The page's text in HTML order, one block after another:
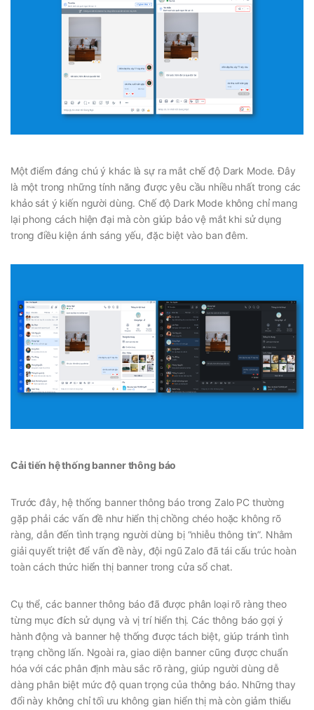
Một điểm đáng chú ý khác là sự ra mắt chế độ Dark Mode. Đây
là một trong những tính năng được yêu cầu nhiều nhất trong các
khảo sát ý kiến người dùng. Chế độ Dark Mode không chỉ mang
lại phong cách hiện đại mà còn giúp bảo vệ mắt khi sử dụng
trong điều kiện ánh sáng yếu, đặc biệt vào ban đêm.
Cải tiến hệ thống banner thông báo
Trước đây, hệ thống banner thông báo trong Zalo PC thường
gặp phải các vấn đề như hiển thị chồng chéo hoặc không rõ
ràng, dẫn đến tình trạng người dùng bị “nhiễu thông tin”. Nhằm
giải quyết triệt để vấn đề này, đội ngũ Zalo đã tái cấu trúc hoàn
toàn cách thức hiển thị banner trong cửa sổ chat.
Cụ thể, các banner thông báo đã được phân loại rõ ràng theo
từng mục đích sử dụng và vị trí hiển thị. Các thông báo gợi ý
hành động và banner hệ thống được tách biệt, giúp tránh tình
trạng chồng lấn. Ngoài ra, giao diện banner cũng được chuẩn
hóa với các phân định màu sắc rõ ràng, giúp người dùng dễ
dàng phân biệt mức độ quan trọng của thông báo. Những thay
đổi này không chỉ tối ưu không gian hiển thị mà còn giảm thiểu